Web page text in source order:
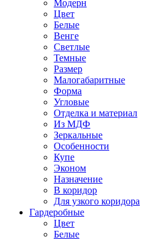
Модерн
Цвет
Белые
Венге
Светлые
Темные
Размер
Малогабаритные
Форма
Угловые
Отделка и материал
Из МДФ
Зеркальные
Особенности
Купе
Эконом
Назначение
В коридор
Для узкого коридора
Гардеробные
Цвет
Белые